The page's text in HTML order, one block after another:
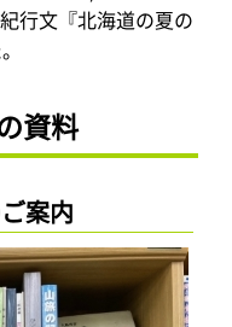
行文『北海道の夏の
資料
案内